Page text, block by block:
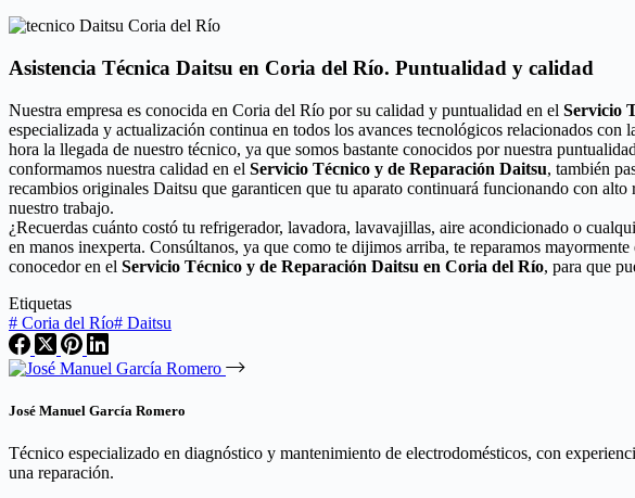
Asistencia Técnica Daitsu en Coria del Río. Puntualidad y calidad
Nuestra empresa es conocida en Coria del Río por su calidad y puntualidad en el Servicio
especializada y actualización continua en todos los avances tecnológicos relacionados
hora la llegada de nuestro técnico, ya que somos bastante conocidos por nuestra
conformamos nuestra calidad en el Servicio Técnico y de Reparación Daitsu, también
recambios originales Daitsu que garanticen que tu aparato continuará funcionando con
nuestro trabajo.
¿Recuerdas cuánto costó tu refrigerador, lavadora, lavavajillas, aire acondicionado o
en manos inexperta. Consúltanos, ya que como te dijimos arriba, te reparamos
conocedor en el Servicio Técnico y de Reparación Daitsu en Coria del Río, para que
Etiquetas
# Coria del Río# Daitsu
José Manuel García Romero
Técnico especializado en diagnóstico y mantenimiento de electrodomésticos, con
una reparación.